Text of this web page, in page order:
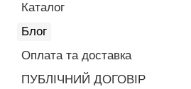
Каталог
Блог
Оплата та доставка
ПУБЛІЧНИЙ ДОГОВІР